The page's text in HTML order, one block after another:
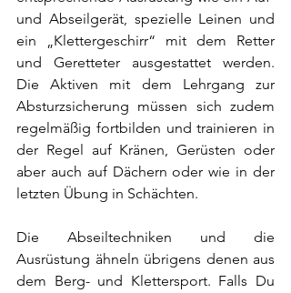
und Abseilgerät, spezielle Leinen und
ein „Klettergeschirr“ mit dem Retter
und Geretteter ausgestattet werden.
Die Aktiven mit dem Lehrgang zur
Absturzsicherung müssen sich zudem
regelmäßig fortbilden und trainieren in
der Regel auf Kränen, Gerüsten oder
aber auch auf Dächern oder wie in der
letzten Übung in Schächten.
Die Abseiltechniken und die
Ausrüstung ähneln übrigens denen aus
dem Berg- und Klettersport. Falls Du